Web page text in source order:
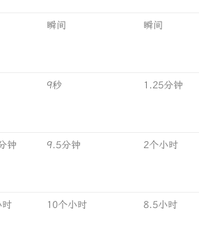
瞬间 瞬间
9秒 1.25分钟
钟 9.5分钟 2个小时
时 10个小时 8.5小时